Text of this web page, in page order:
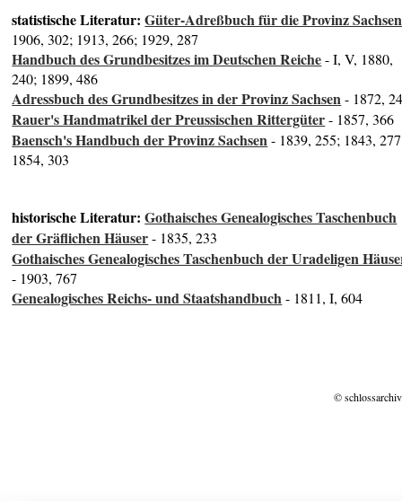
statistische Literatur:Güter-Adreßbuch für die Provinz Sachsen
1906, 302; 1913, 266; 1929, 287
Handbuch des Grundbesitzes im Deutschen Reiche- I, V, 1880,
240; 1899, 486
Adressbuch des Grundbesitzes in der Provinz Sachsen- 1872,
Rauer's Handmatrikel der Preussischen Rittergüter- 1857, 366
Baensch's Handbuch der Provinz Sachsen- 1839, 255; 1843,
1854, 303
historische Literatur:Gothaisches Genealogisches Taschenbuch
der Gräflichen Häuser- 1835, 233
Gothaisches Genealogisches Taschenbuch der Uradeligen
- 1903, 767
Genealogisches Reichs- und Staatshandbuch- 1811, I, 604
©